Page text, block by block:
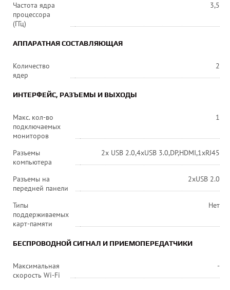
Частота ядра
процессора
(ГГц)
3,5
АППАРАТНАЯ СОСТАВЛЯЮЩАЯ
Количество
ядер
2
ИНТЕРФЕЙС, РАЗЪЕМЫ И ВЫХОДЫ
Макс. кол-во
подключаемых
мониторов
1
Разъемы
компьютера
2х USB 2.0,4хUSB 3.0,DP,HDMI,1хRJ45
Разъемы на
передней панели
2хUSB 2.0
Типы
поддерживаемых
карт-памяти
Нет
БЕСПРОВОДНОЙ СИГНАЛ И ПРИЕМОПЕРЕДАТЧИКИ
Максимальная
скорость Wi-Fi
-